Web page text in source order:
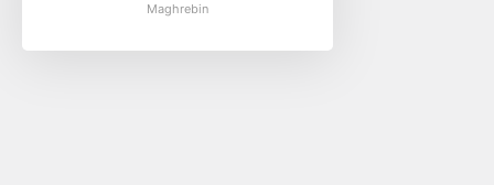
Maghrebin